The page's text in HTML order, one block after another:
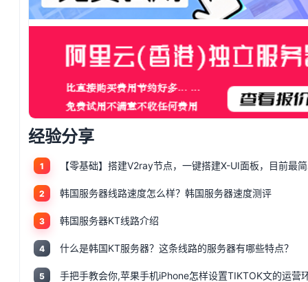
经验分享
1
2 韩国服务器线路速度怎么样？韩国服务器速度测评
3 韩国服务器KT线路介绍
4 什么是韩国KT服务器？这条线路的服务器有哪些特点？
5